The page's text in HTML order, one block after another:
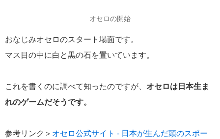
オセロの開始
おなじみオセロのスタート場面です。
マス目の中に白と黒の石を置いています。
これを書くのに調べて知ったのですが、 オセロは日本生ま
れのゲームだそうです。
参考リンク＞ オセロ公式サイト - 日本が生んだ頭のスポー